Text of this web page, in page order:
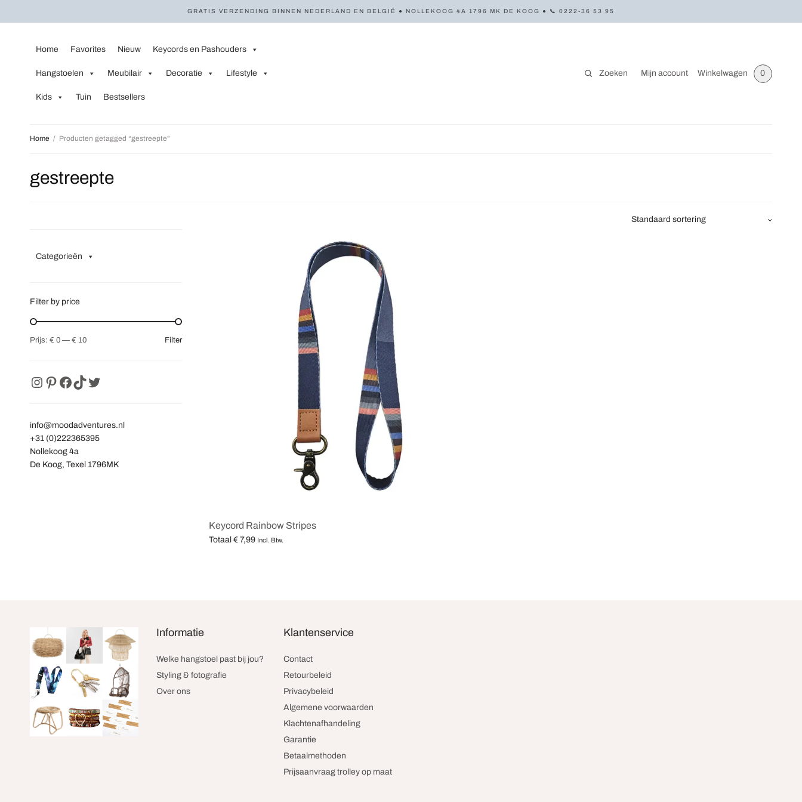
GRATIS VERZENDING BINNEN NEDERLAND EN BELGIË ● NOLLEKOOG 4A 1796 MK DE KOOG ● 📞 0222-36 53 95
Home Favorites Nieuw Keycords en Pashouders
Hangstoelen Meubilair Decoratie Lifestyle
Kids Tuin Bestsellers
Zoeken Mijn account Winkelwagen 0
Home / Producten getagged “gestreepte”
gestreepte
Categorieën
Filter by price
Filter
Prijs: € 0 — € 10
info@moodadventures.nl
+31 (0)222365395
Nollekoog 4a
De Koog, Texel 1796MK
Keycord Rainbow Stripes
Totaal € 7,99 Incl. Btw.
Informatie
Welke hangstoel past bij jou?
Styling & fotografie
Over ons
Klantenservice
Contact
Retourbeleid
Privacybeleid
Algemene voorwaarden
Klachtenafhandeling
Garantie
Betaalmethoden
Prijsaanvraag trolley op maat